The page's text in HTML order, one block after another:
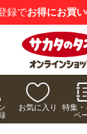
録でお得にお買
お気に入り
特集・
ペ